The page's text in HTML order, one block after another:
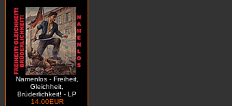
Namenlos - Freiheit,
Gleichheit,
Brüderlichkeit! - LP
14.00EUR